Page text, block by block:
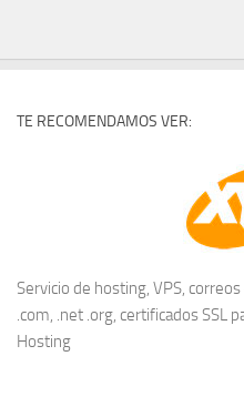
TE RECOMENDAMOS VER:
Servicio de hosting, VPS,
.com, .net .org, certificados SSL
Hosting